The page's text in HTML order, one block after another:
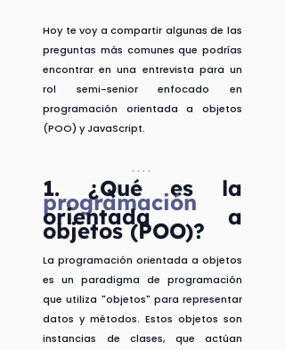
Hoy te voy a compartir algunas de las
preguntas más comunes que podrías
encontrar en una entrevista para un
rol semi-senior enfocado en
programación orientada a objetos
(POO) y JavaScript.
1.
orientada a
objetos (POO)?
La programación orientada a objetos
es un paradigma de programación
que utiliza "objetos" para representar
datos y métodos. Estos objetos son
instancias de clases, que actúan